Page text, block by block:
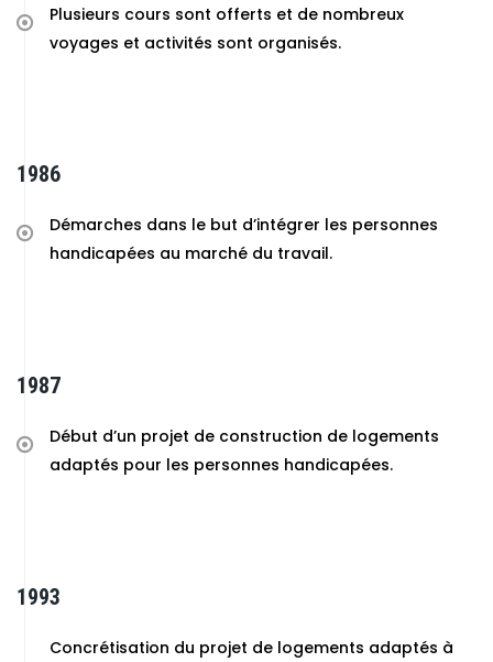
Plusieurs cours sont offerts et de nombreux
voyages et activités sont organisés.
1986
Démarches dans le but d’intégrer les personnes
handicapées au marché du travail.
1987
Début d’un projet de construction de logements
adaptés pour les personnes handicapées.
1993
Concrétisation du projet de logements adaptés à